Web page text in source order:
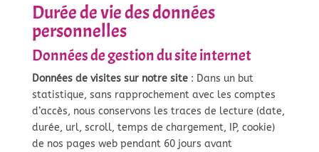
Durée de vie des données
personnelles
Données de gestion du site internet
Données de visites sur notre site: Dans un but
statistique, sans rapprochement avec les comptes
d’accès, nous conservons les traces de lecture (date,
durée, url, scroll, temps de chargement, IP, cookie)
de nos pages web pendant 60 jours avant